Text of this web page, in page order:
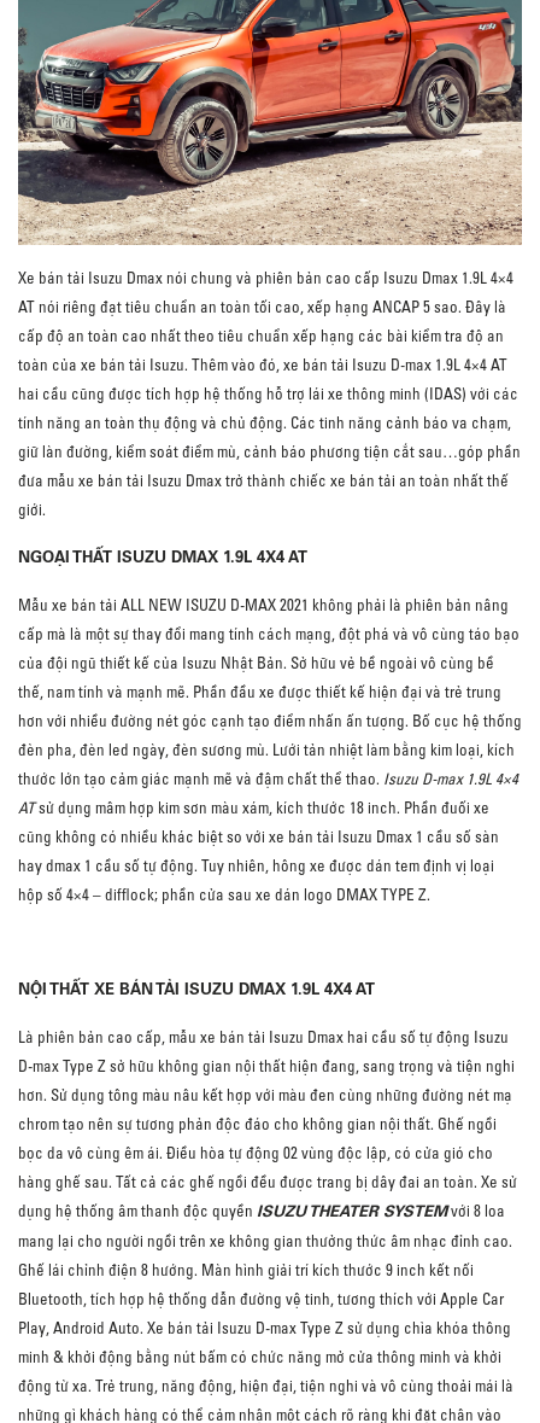
Xe bán tải Isuzu Dmax nói chung và phiên bản cao cấp Isuzu Dmax 1.9L 4×4
AT nói riêng đạt tiêu chuẩn an toàn tối cao, xếp hạng ANCAP 5 sao. Đây là
cấp độ an toàn cao nhất theo tiêu chuẩn xếp hạng các bài kiểm tra độ an
toàn của xe bán tải Isuzu. Thêm vào đó, xe bán tải Isuzu D-max 1.9L 4×4 AT
hai cầu cũng được tích hợp hệ thống hỗ trợ lái xe thông minh (IDAS) với các
tính năng an toàn thụ động và chủ động. Các tinh năng cảnh báo va chạm,
giữ làn đường, kiểm soát điểm mù, cảnh báo phương tiện cắt sau…góp phần
đưa mẫu xe bán tải Isuzu Dmax trở thành chiếc xe bán tải an toàn nhất thế
giới.
NGOẠI THẤT ISUZU DMAX 1.9L 4X4 AT
Mẫu xe bán tải ALL NEW ISUZU D-MAX 2021 không phải là phiên bản nâng
cấp mà là một sự thay đổi mang tính cách mạng, đột phá và vô cùng táo bạo
của đội ngũ thiết kế của Isuzu Nhật Bản. Sở hữu vẻ bề ngoài vô cùng bề
thế, nam tính và mạnh mẽ. Phần đầu xe được thiết kế hiện đại và trẻ trung
hơn với nhiều đường nét góc cạnh tạo điểm nhấn ấn tượng. Bố cục hệ thống
đèn pha, đèn led ngày, đèn sương mù. Lưới tản nhiệt làm bằng kim loại, kích
thước lớn tạo cảm giác mạnh mẽ và đậm chất thể thao. Isuzu D-max 1.9L 4×4
ATsử dụng mâm hợp kim sơn màu xám, kích thước 18 inch. Phần đuối xe
cũng không có nhiều khác biệt so với xe bán tải Isuzu Dmax 1 cầu số sàn
hay dmax 1 cầu số tự động. Tuy nhiên, hông xe được dán tem định vị loại
hộp số 4×4 – difflock; phần cửa sau xe dán logo DMAX TYPE Z.
NỘI THẤT XE BÁN TẢI ISUZU DMAX 1.9L 4X4 AT
Là phiên bản cao cấp, mẫu xe bán tải Isuzu Dmax hai cầu số tự động Isuzu
D-max Type Z sở hữu không gian nội thất hiện đang, sang trọng và tiện nghi
hơn. Sử dụng tông màu nâu kết hợp với màu đen cùng những đường nét mạ
chrom tạo nên sự tương phản độc đáo cho không gian nội thất. Ghế ngồi
bọc da vô cùng êm ái. Điều hòa tự động 02 vùng độc lập, có cửa gió cho
hàng ghế sau. Tất cả các ghế ngồi đều được trang bị dây đai an toàn. Xe sử
dụng hệ thống âm thanh độc quyền ISUZU THEATER SYSTEMvới 8 loa
mang lại cho người ngồi trên xe không gian thưởng thức âm nhạc đỉnh cao.
Ghế lái chỉnh điện 8 hướng. Màn hình giải trí kích thước 9 inch kết nối
Bluetooth, tích hợp hệ thống dẫn đường vệ tinh, tương thích với Apple Car
Play, Android Auto. Xe bán tải Isuzu D-max Type Z sử dụng chìa khóa thông
minh & khởi động bằng nút bấm có chức năng mở cửa thông minh và khởi
động từ xa. Trẻ trung, năng động, hiện đại, tiện nghi và vô cùng thoải mái là
những gì khách hàng có thể cảm nhận một cách rõ ràng khi đặt chân vào